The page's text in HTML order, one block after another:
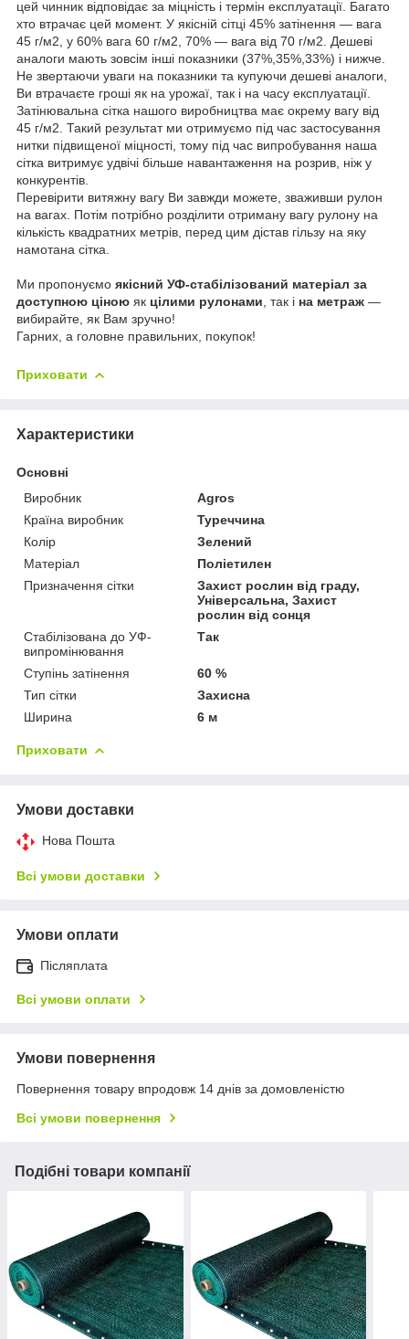
цей чинник відповідає за міцність і термін експлуатації. Багато
хто втрачає цей момент. У якісній сітці 45% затінення — вага
45 г/м2, у 60% вага 60 г/м2, 70% — вага від 70 г/м2. Дешеві
аналоги мають зовсім інші показники (37%,35%,33%) і нижче.
Не звертаючи уваги на показники та купуючи дешеві аналоги,
Ви втрачаєте гроші як на урожаї, так і на часу експлуатації.
Затінювальна сітка нашого виробництва має окрему вагу від
45 г/м2. Такий результат ми отримуємо під час застосування
нитки підвищеної міцності, тому під час випробування наша
сітка витримує удвічі більше навантаження на розрив, ніж у
конкурентів.
Перевірити витяжну вагу Ви завжди можете, зваживши рулон
на вагах. Потім потрібно розділити отриману вагу рулону на
кількість квадратних метрів, перед цим дістав гільзу на яку
намотана сітка.
Ми пропонуємо якісний УФ-стабілізований матеріал за
доступною ціною як цілими рулонами , так і на метраж —
вибирайте, як Вам зручно!
Гарних, а головне правильних, покупок!
Приховати
Характеристики
Основні
Виробник
Agros
Країна виробник
Туреччина
Колір
Зелений
Матеріал
Поліетилен
Призначення сітки
Захист рослин від граду,
Універсальна, Захист
рослин від сонця
Стабілізована до УФ-
випромінювання
Так
Ступінь затінення
60 %
Тип сітки
Захисна
Ширина
6 м
Приховати
Умови доставки
Нова Пошта
Всі умови доставки
Умови оплати
Післяплата
Всі умови оплати
Умови повернення
Повернення товару впродовж 14 днів за домовленістю
Всі умови повернення
Подібні товари компанії